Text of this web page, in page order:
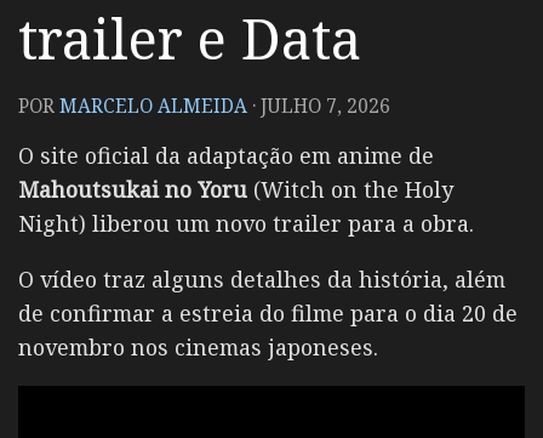
trailer e Data
PORMARCELO ALMEIDA ·JULHO 7, 2026
O site oficial da adaptação em anime de
Mahoutsukai no Yoru (Witch on the Holy
Night) liberou um novo trailer para a obra.
O vídeo traz alguns detalhes da história, além
de confirmar a estreia do filme para o dia 20 de
novembro nos cinemas japoneses.